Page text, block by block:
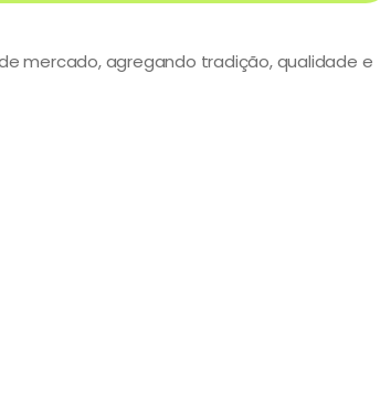
mercado, agregando tradição, qualidade e